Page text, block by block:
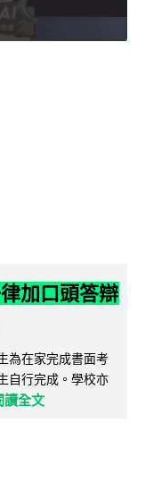
加口頭答辯
為在家完成書面考
自行完成。學校亦
讀全文